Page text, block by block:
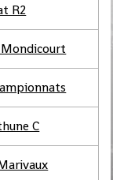
R2
Mondicourt
C